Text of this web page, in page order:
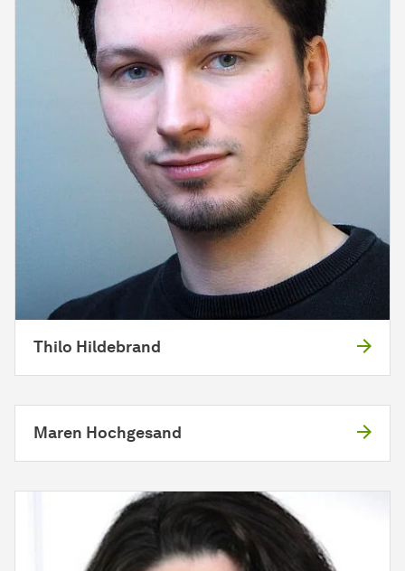
Thilo Hildebrand
Maren Hochgesand